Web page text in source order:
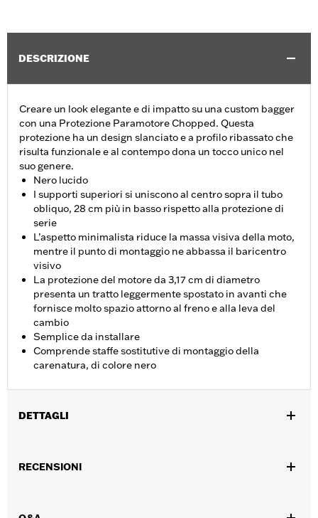
DESCRIZIONE
Creare un look elegante e di impatto su una custom bagger
con una Protezione Paramotore Chopped. Questa
protezione ha un design slanciato e a profilo ribassato che
risulta funzionale e al contempo dona un tocco unico nel
suo genere.
Nero lucido
I supporti superiori si uniscono al centro sopra il tubo
obliquo, 28 cm più in basso rispetto alla protezione di
serie
L’aspetto minimalista riduce la massa visiva della moto,
mentre il punto di montaggio ne abbassa il baricentro
visivo
La protezione del motore da 3,17 cm di diametro
presenta un tratto leggermente spostato in avanti che
fornisce molto spazio attorno al freno e alla leva del
cambio
Semplice da installare
Comprende staffe sostitutive di montaggio della
carenatura, di colore nero
DETTAGLI
dal '23 in poi e i modelli dotati di carenature inferiori). Il kit
RECENSIONI